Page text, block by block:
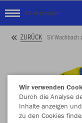
SV Wachbach
ZURÜCK SV Wachbach
Wir verwenden
Durch die Analyse
Inhalte anzeigen
zu den Cookies